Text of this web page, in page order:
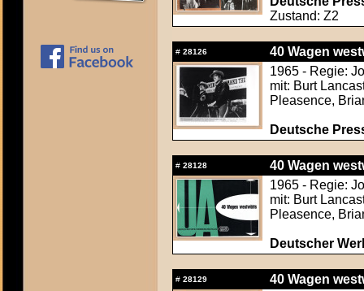
Zustand: Z2
# 28126
40 Wagen
1965 - Regie:
mit: Burt
Pleasence,
Deutsche
# 28128
40 Wagen
1965 - Regie:
mit: Burt
Pleasence,
Deutscher
# 28129
40 Wagen